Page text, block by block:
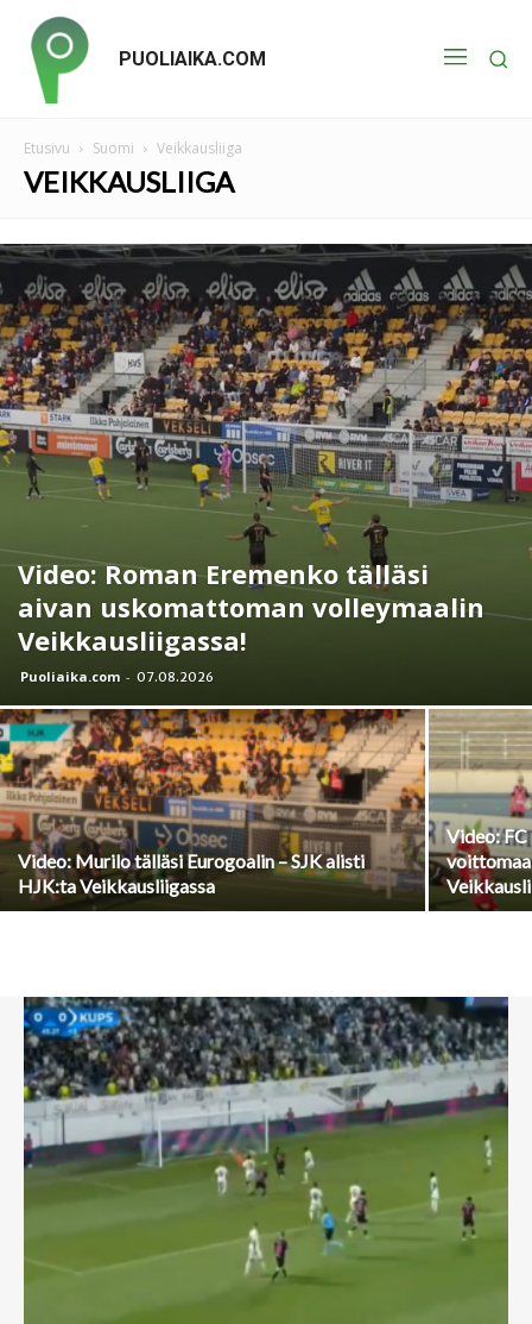
PUOLIAIKA.COM
Etusivu Suomi Veikkausliiga
VEIKKAUSLIIGA
Video: Roman Eremenko tälläsi
aivan uskomattoman volleymaalin
Veikkausliigassa!
Puoliaika.com - 07.08.2026
Video: Murilo tälläsi Eurogoalin – SJK alisti
HJK:ta Veikkausliigassa
Video: